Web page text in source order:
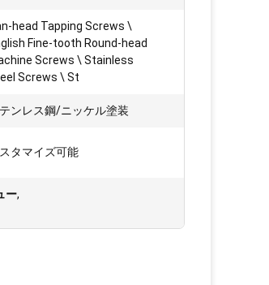
head Tapping Screws \
Fine-tooth Round-head
Screws \ Stainless
Screws \ St
ンレス鋼/ニッケル塗装
タマイズ可能
ー,